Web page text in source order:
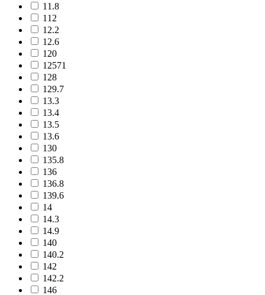
11.8
112
12.2
12.6
120
12571
128
129.7
13.3
13.4
13.5
13.6
130
135.8
136
136.8
139.6
14
14.3
14.9
140
140.2
142
142.2
146